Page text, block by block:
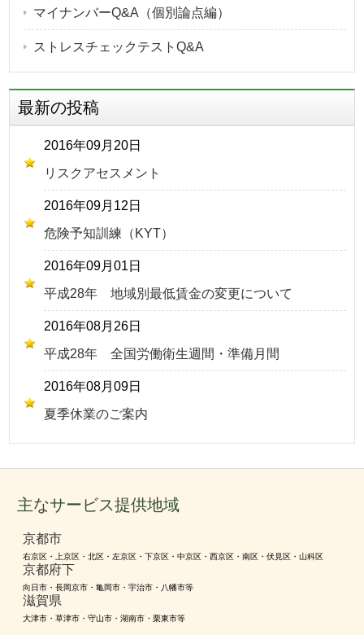
マイナンバーQ&A（個別論点編）
ストレスチェックテストQ&A
最新の投稿
2016年09月20日
リスクアセスメント
2016年09月12日
危険予知訓練（KYT）
2016年09月01日
平成28年 地域別最低賃金の変更について
2016年08月26日
平成28年 全国労働衛生週間・準備月間
2016年08月09日
夏季休業のご案内
主なサービス提供地域
京都市
右京区・上京区・北区・左京区・下京区・中京区・西京区・南区・伏見区・山科区
京都府下
向日市・長岡京市・亀岡市・宇治市・八幡市等
滋賀県
大津市・草津市・守山市・湖南市・栗東市等